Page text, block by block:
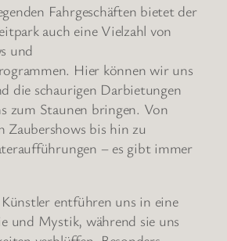
Fahrgeschäften bietet der
auch eine Vielzahl von
und
Hier können wir uns
die schaurigen Darbietungen
zum Staunen bringen. Von
Zaubershows bis hin zu
– es gibt immer
entführen uns in eine
und Mystik, während sie uns